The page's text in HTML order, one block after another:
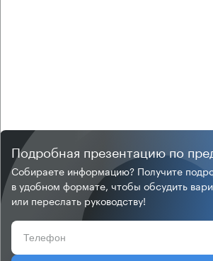
Подробная презентацию по
Собираете информацию? Получите
в удобном формате, чтобы обсудить
или переслать руководству!